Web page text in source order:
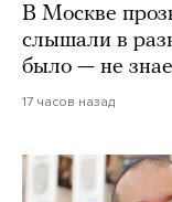
В Москве
слышали в
было — не
17 часов назад